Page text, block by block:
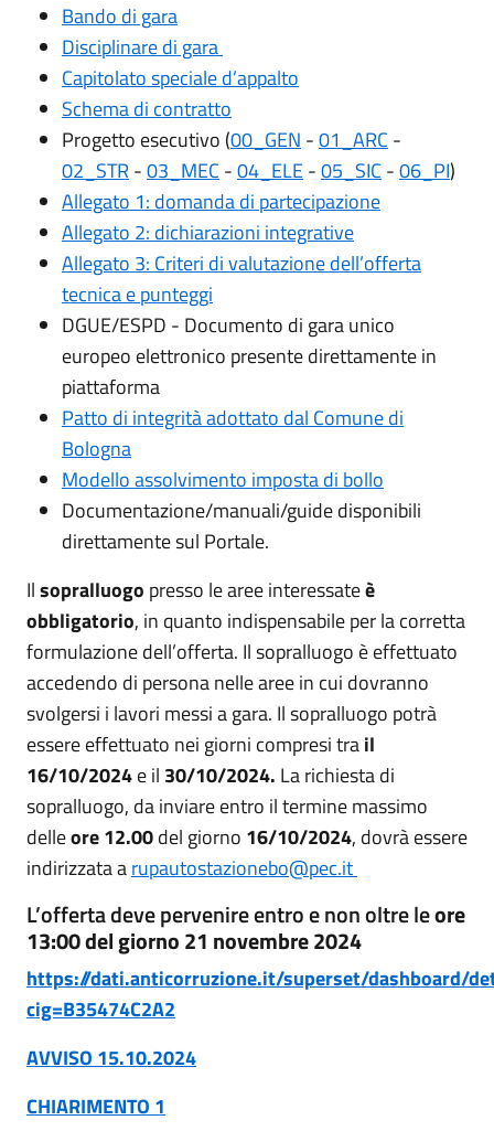
Bando di gara
Disciplinare di gara
Capitolato speciale d’appalto
Schema di contratto
Progetto esecutivo (00_GEN -01_ARC -
02_STR -03_MEC -04_ELE-05_SIC -06_PI)
Allegato 1: domanda di partecipazione
Allegato 2: dichiarazioni integrative
Allegato 3: Criteri di valutazione dell’offerta
tecnica e punteggi
DGUE/ESPD - Documento di gara unico
europeo elettronico presente direttamente in
piattaforma
Patto di integrità adottato dal Comune di
Bologna
Modello assolvimento imposta di bollo
Documentazione/manuali/guide disponibili
direttamente sul Portale.
Ilsopralluogo presso le aree interessateè
obbligatorio, in quanto indispensabile per la corretta
formulazione dell’offerta. Il sopralluogo è effettuato
accedendo di persona nelle aree in cui dovranno
svolgersi i lavori messi a gara. Il sopralluogo potrà
essere effettuato nei giorni compresi trail
16/10/2024e il 30/10/2024. La richiesta di
sopralluogo, da inviare entro il termine massimo
delleore 12.00del giorno 16/10/2024, dovrà essere
indirizzata arupautostazionebo@pec.it
L’offerta deve pervenire entro e non oltre leore
13:00 del giorno 21 novembre2024
https://dati.anticorruzione.it/superset/dashboard/
cig=B35474C2A2
AVVISO 15.10.2024
CHIARIMENTO 1